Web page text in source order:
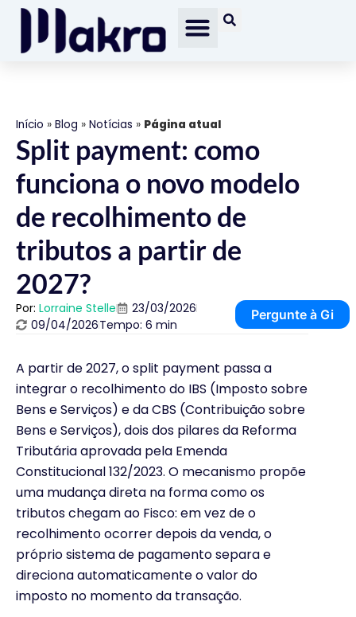
Início » Blog » Notícias » Página atual
Split payment: como
funciona o novo modelo
de recolhimento de
tributos a partir de
2027?
Por: Lorraine Stelle
23/03/2026
09/04/2026Tempo: 6 min
Pergunte à Gi
A partir de 2027, o split payment passa a
integrar o recolhimento do IBS (Imposto sobre
Bens e Serviços) e da CBS (Contribuição sobre
Bens e Serviços), dois dos pilares da Reforma
Tributária aprovada pela Emenda
Constitucional 132/2023. O mecanismo propõe
uma mudança direta na forma como os
tributos chegam ao Fisco: em vez de o
recolhimento ocorrer depois da venda, o
próprio sistema de pagamento separa e
direciona automaticamente o valor do
imposto no momento da transação.